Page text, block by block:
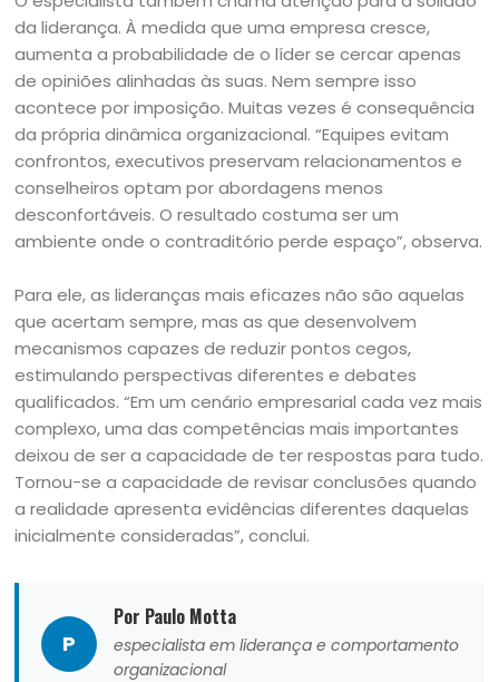
da liderança. À medida que uma empresa cresce,
aumenta a probabilidade de o líder se cercar apenas
de opiniões alinhadas às suas. Nem sempre isso
acontece por imposição. Muitas vezes é consequência
da própria dinâmica organizacional. “Equipes evitam
confrontos, executivos preservam relacionamentos e
conselheiros optam por abordagens menos
desconfortáveis. O resultado costuma ser um
ambiente onde o contraditório perde espaço”, observa.
Para ele, as lideranças mais eficazes não são aquelas
que acertam sempre, mas as que desenvolvem
mecanismos capazes de reduzir pontos cegos,
estimulando perspectivas diferentes e debates
qualificados. “Em um cenário empresarial cada vez mais
complexo, uma das competências mais importantes
deixou de ser a capacidade de ter respostas para tudo.
Tornou-se a capacidade de revisar conclusões quando
a realidade apresenta evidências diferentes daquelas
inicialmente consideradas”, conclui.
P
Por Paulo Motta
especialista em liderança e comportamento
organizacional